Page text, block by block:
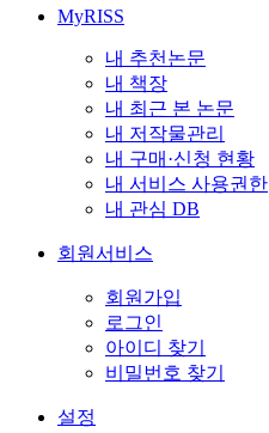
MyRISS
내 추천논문
내 책장
내 최근 본 논문
내 저작물관리
내 구매·신청 현황
내 서비스 사용권한
내 관심 DB
회원서비스
회원가입
로그인
아이디 찾기
비밀번호 찾기
설정